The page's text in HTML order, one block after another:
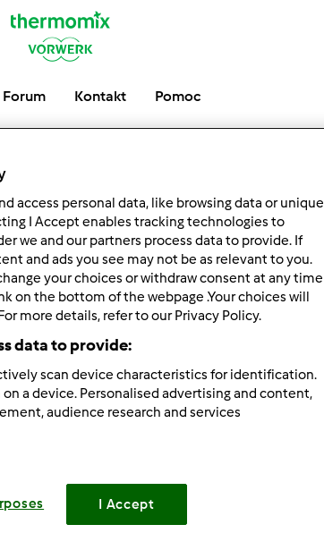
Forum Kontakt Pomoc
Posty
Odpowiedzi
access personal data, like browsing data or unique
I Accept enables tracking technologies to
we and our partners process data to provide. If
and ads you see may not be as relevant to you.
your choices or withdraw consent at any time
on the bottom of the webpage .Your choices will
more details, refer to our Privacy Policy.
data to provide:
scan device characteristics for identification.
a device. Personalised advertising and content,
audience research and services
I Accept